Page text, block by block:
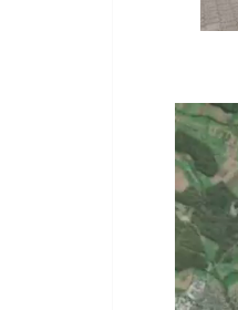
Video-
Player